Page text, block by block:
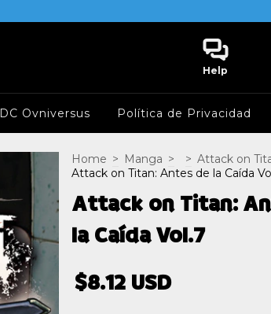
Help
DC Ovniversus Política de Privacidad
Home > Manga > > Attack on
Attack on Titan: Antes de la Caída
Attack on Titan:
la Caída Vol.7
$8.12 USD